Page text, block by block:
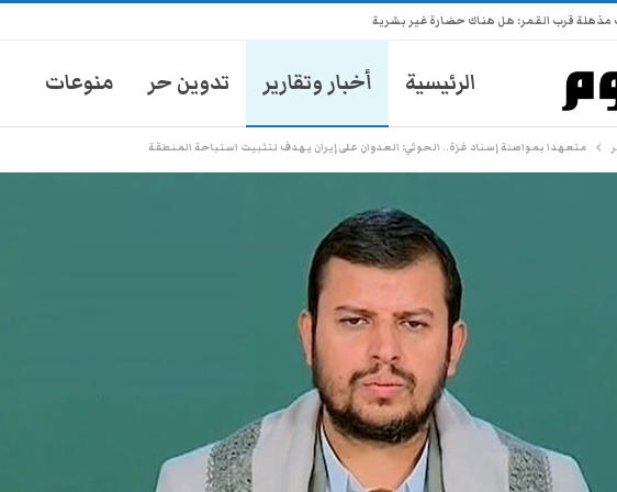
مذهلة قرب القمر: هل هناك حضارة غير بشرية
الرئيسية أخبار وتقارير تدوين حر منوعات
متعهدا بمواصلة إسناد غزة.. الحوثي: العدوان على إيران يهدف لتثبيت استباحة المنطقة
28-يوليو- 2026